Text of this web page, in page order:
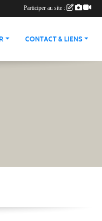
CONTACT & LIENS
Participer au site :